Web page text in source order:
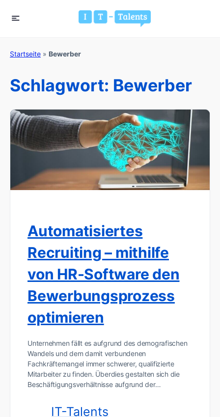
Startseite » Bewerber
Schlagwort: Bewerber
Automatisiertes
Recruiting – mithilfe
von HR-Software den
Bewerbungsprozess
optimieren
Unternehmen fällt es aufgrund des demografischen
Wandels und dem damit verbundenen
Fachkräftemangel immer schwerer, qualifizierte
Mitarbeiter zu finden. Überdies gestalten sich die
Beschäftigungsverhältnisse aufgrund der…
IT-Talents